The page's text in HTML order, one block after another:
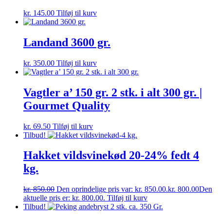
kr. 145.00 Tilføj til kurv
Landand 3600 gr.
kr. 350.00 Tilføj til kurv
Vagtler a’ 150 gr. 2 stk. i alt 300 gr. |
Gourmet Quality
kr. 69.50 Tilføj til kurv
Tilbud!
Hakket vildsvinekød 20-24% fedt 4
kg.
kr.850.00 Den oprindelige pris var: kr. 850.00.kr. 800.00Den
aktuelle pris er: kr. 800.00. Tilføj til kurv
Tilbud!